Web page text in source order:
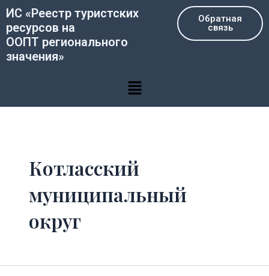
Перейти
содержимому
ИС «Реестр туристских
ресурсов на
ООПТ регионального
значения»
Обратная
связь
Меню
Котласский
муниципальный
округ